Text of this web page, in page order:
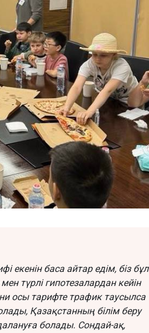
баса айтар едім, біз бұл
түрлі гипотезалардан кейін
осы тарифте трафик таусылса
Қазақстанның білім беру
болады. Сондай-ақ,